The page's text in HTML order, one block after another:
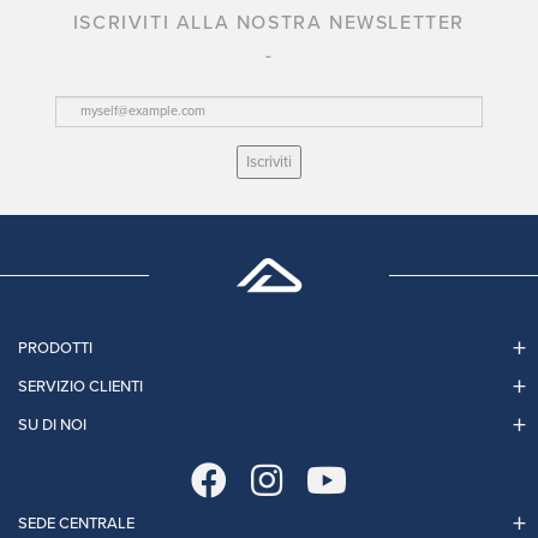
ISCRIVITI ALLA NOSTRA NEWSLETTER
Iscriviti
PRODOTTI
SERVIZIO CLIENTI
SU DI NOI
SEDE CENTRALE